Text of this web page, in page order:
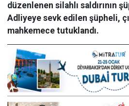
düzenlenen silahlı saldırının
Adliyeye sevk edilen şüpheli,
mahkemece tutuklandı.